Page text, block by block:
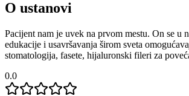
O ustanovi
Pacijent nam je uvek na prvom mestu. On se u
edukacije i usavršavanja širom sveta
stomatologija, fasete, hijaluronski fileri za
0.0